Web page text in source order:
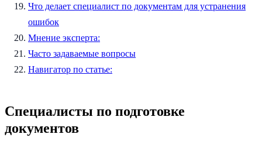
Что делает специалист по документам для устранения
ошибок
Мнение эксперта:
Часто задаваемые вопросы
Навигатор по статье:
Специалисты по подготовке
документов